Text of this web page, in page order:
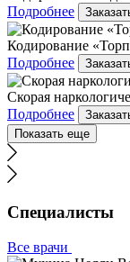
Подробнее
Кодирование
Подробнее
Скорая
Подробнее
Показать еще
Специалисты
Все врачи